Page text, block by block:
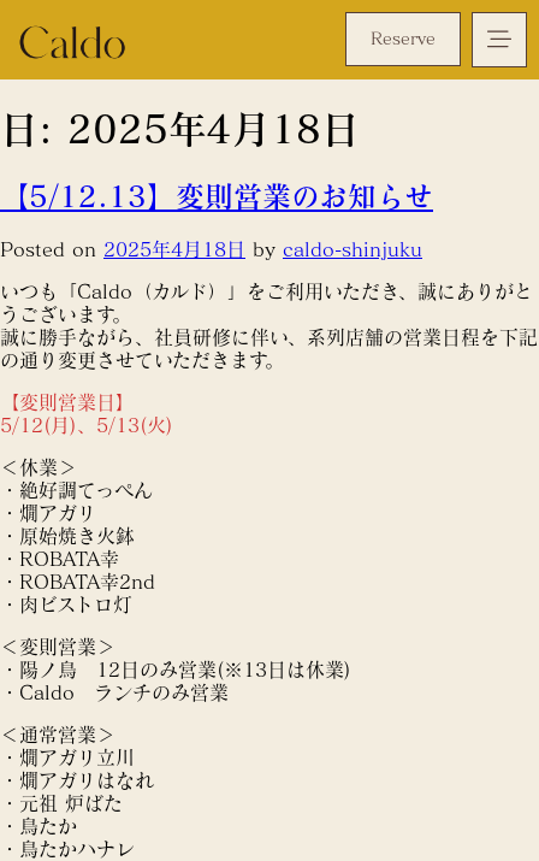
Reserve
日: 2025年4月18日
【5/12.13】変則営業のお知らせ
Posted on 2025年4月18日 by caldo-shinjuku
いつも「Caldo（カルド）」をご利用いただき、誠にありがと
うございます。
誠に勝手ながら、社員研修に伴い、系列店舗の営業日程を下記
の通り変更させていただきます。
【変則営業日】
5/12(月)、5/13(火)
＜休業＞
・絶好調てっぺん
・燗アガリ
・原始焼き火鉢
・ROBATA幸
・ROBATA幸2nd
・肉ビストロ灯
＜変則営業＞
・陽ノ鳥 12日のみ営業(※13日は休業)
・Caldo ランチのみ営業
＜通常営業＞
・燗アガリ立川
・燗アガリはなれ
・元祖 炉ばた
・鳥たか
・鳥たかハナレ